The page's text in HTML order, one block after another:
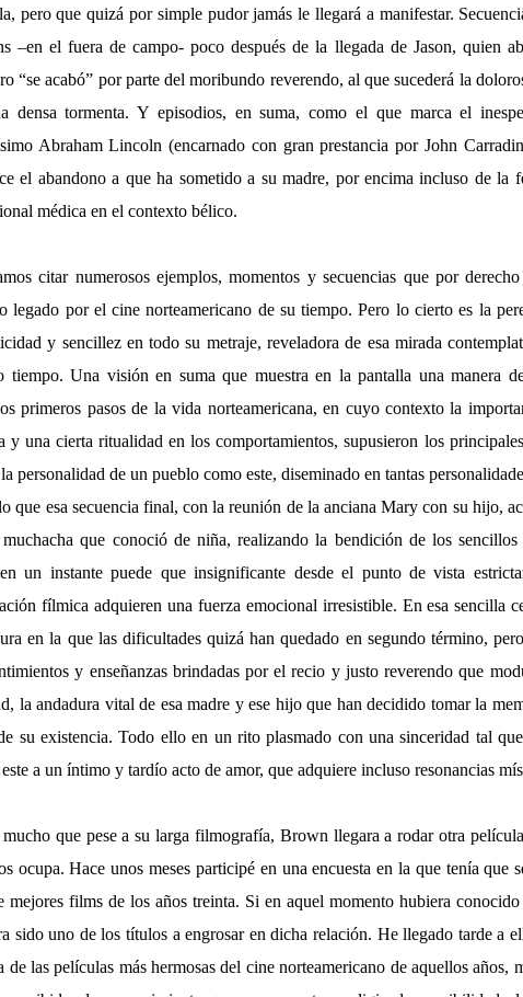
pero que quizá por simple pudor jamás le llegará a manifestar.
–en el fuera de campo- poco después de la llegada de Jason, quien
“se acabó” por parte del moribundo reverendo, al que sucederá la
densa tormenta. Y episodios, en suma, como el que marca el
Abraham Lincoln (encarnado con gran prestancia por John
el abandono a que ha sometido a su madre, por encima incluso de la
médica en el contexto bélico.
citar numerosos ejemplos, momentos y secuencias que por
legado por el cine norteamericano de su tiempo. Pero lo cierto es la
y sencillez en todo su metraje, reveladora de esa mirada
tiempo. Una visión en suma que muestra en la pantalla una manera
primeros pasos de la vida norteamericana, en cuyo contexto la
y una cierta ritualidad en los comportamientos, supusieron los
personalidad de un pueblo como este, diseminado en tantas
que esa secuencia final, con la reunión de la anciana Mary con su hijo,
que conoció de niña, realizando la bendición de los sencillos
un instante puede que insignificante desde el punto de vista
fílmica adquieren una fuerza emocional irresistible. En esa sencilla
en la que las dificultades quizá han quedado en segundo término,
y enseñanzas brindadas por el recio y justo reverendo que
la andadura vital de esa madre y ese hijo que han decidido tomar la
su existencia. Todo ello en un rito plasmado con una sinceridad tal
a un íntimo y tardío acto de amor, que adquiere incluso resonancias
que pese a su larga filmografía, Brown llegara a rodar otra
ocupa. Hace unos meses participé en una encuesta en la que tenía que
mejores films de los años treinta. Si en aquel momento hubiera conocido
sido uno de los títulos a engrosar en dicha relación. He llegado tarde a
de las películas más hermosas del cine norteamericano de aquellos años,